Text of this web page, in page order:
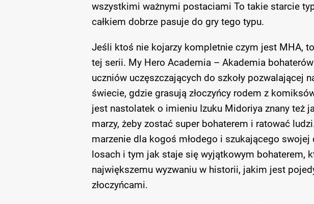
wszystkimi ważnymi postaciami To takie starcie
całkiem dobrze pasuje do gry tego typu.
Jeśli ktoś nie kojarzy kompletnie czym jest MHA,
tej serii. My Hero Academia – Akademia
uczniów uczęszczających do szkoły pozwalającej
świecie, gdzie grasują złoczyńcy rodem z
jest nastolatek o imieniu Izuku Midoriya znany też
marzy, żeby zostać super bohaterem i ratować
marzenie dla kogoś młodego i szukającego
losach i tym jak staje się wyjątkowym bohaterem,
największemu wyzwaniu w historii, jakim jest
złoczyńcami.